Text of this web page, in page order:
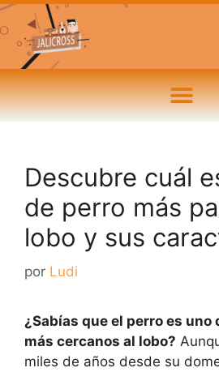
Descubre cuál
de perro más
lobo y sus
por Ludi
¿Sabías que el perro es uno
más cercanos al lobo?
miles de años desde su